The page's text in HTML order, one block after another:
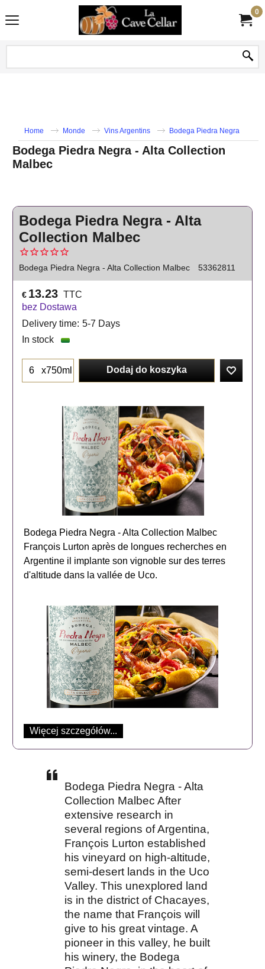
0
Home Monde Vins Argentins Bodega Piedra Negra
Bodega Piedra Negra - Alta Collection
Malbec
Bodega Piedra Negra - Alta
Collection Malbec
Bodega Piedra Negra - Alta Collection Malbec 53362811
€ 13.23 TTC
bez Dostawa
Delivery time: 5-7 Days
In stock
x750ml Dodaj do koszyka
Bodega Piedra Negra - Alta Collection Malbec
François Lurton après de longues recherches en
Argentine il implante son vignoble sur des terres
d'altitude dans la vallée de Uco.
Więcej szczegółów...
Bodega Piedra Negra - Alta
Collection Malbec After
extensive research in
several regions of Argentina,
François Lurton established
his vineyard on high-altitude,
semi-desert lands in the Uco
Valley. This unexplored land
is in the district of Chacayes,
the name that François will
give to his great vintage. A
pioneer in this valley, he built
his winery, the Bodega